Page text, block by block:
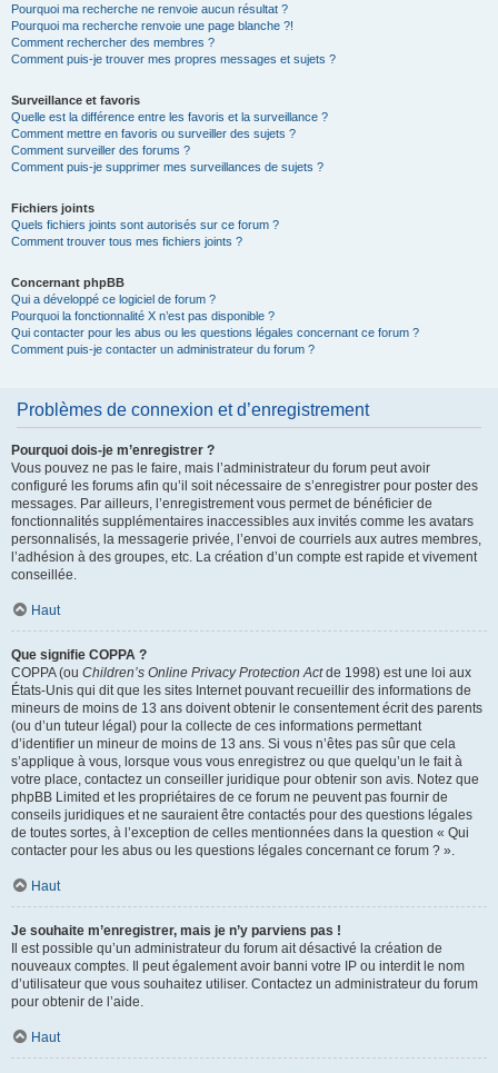
Pourquoi ma recherche ne renvoie aucun résultat ?
Pourquoi ma recherche renvoie une page blanche ?!
Comment rechercher des membres ?
Comment puis-je trouver mes propres messages et sujets ?
Surveillance et favoris
Quelle est la différence entre les favoris et la surveillance ?
Comment mettre en favoris ou surveiller des sujets ?
Comment surveiller des forums ?
Comment puis-je supprimer mes surveillances de sujets ?
Fichiers joints
Quels fichiers joints sont autorisés sur ce forum ?
Comment trouver tous mes fichiers joints ?
Concernant phpBB
Qui a développé ce logiciel de forum ?
Pourquoi la fonctionnalité X n’est pas disponible ?
Qui contacter pour les abus ou les questions légales concernant ce forum ?
Comment puis-je contacter un administrateur du forum ?
Problèmes de connexion et d’enregistrement
Pourquoi dois-je m’enregistrer ?
Vous pouvez ne pas le faire, mais l’administrateur du forum peut avoir
configuré les forums afin qu’il soit nécessaire de s’enregistrer pour poster des
messages. Par ailleurs, l’enregistrement vous permet de bénéficier de
fonctionnalités supplémentaires inaccessibles aux invités comme les avatars
personnalisés, la messagerie privée, l’envoi de courriels aux autres membres,
l’adhésion à des groupes, etc. La création d’un compte est rapide et vivement
conseillée.
Haut
Que signifie COPPA ?
COPPA (ou Children’s Online Privacy Protection Actde 1998) est une loi aux
États-Unis qui dit que les sites Internet pouvant recueillir des informations de
mineurs de moins de 13 ans doivent obtenir le consentement écrit des parents
(ou d’un tuteur légal) pour la collecte de ces informations permettant
d’identifier un mineur de moins de 13 ans. Si vous n’êtes pas sûr que cela
s’applique à vous, lorsque vous vous enregistrez ou que quelqu’un le fait à
votre place, contactez un conseiller juridique pour obtenir son avis. Notez que
phpBB Limited et les propriétaires de ce forum ne peuvent pas fournir de
conseils juridiques et ne sauraient être contactés pour des questions légales
de toutes sortes, à l’exception de celles mentionnées dans la question « Qui
contacter pour les abus ou les questions légales concernant ce forum ? ».
Haut
Je souhaite m’enregistrer, mais je n’y parviens pas !
Il est possible qu’un administrateur du forum ait désactivé la création de
nouveaux comptes. Il peut également avoir banni votre IP ou interdit le nom
d’utilisateur que vous souhaitez utiliser. Contactez un administrateur du forum
pour obtenir de l’aide.
Haut